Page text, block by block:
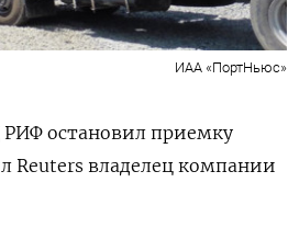
ИАА «ПортНьюс»
остановил приемку
Reuters владелец компании